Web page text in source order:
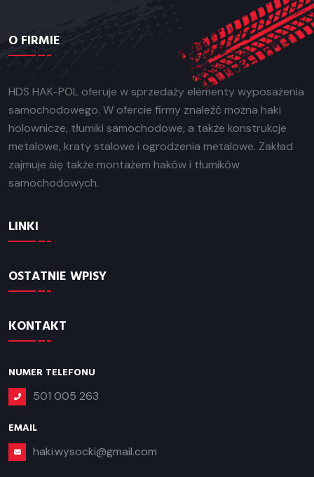
O FIRMIE
HDS HAK-POL oferuje w sprzedaży elementy wyposażenia
samochodowego. W ofercie firmy znaleźć można haki
holownicze, tłumiki samochodowe, a także konstrukcje
metalowe, kraty stalowe i ogrodzenia metalowe. Zakład
zajmuje się także montażem haków i tłumików
samochodowych.
LINKI
OSTATNIE WPISY
KONTAKT
NUMER TELEFONU
501 005 263
EMAIL
haki.wysocki@gmail.com